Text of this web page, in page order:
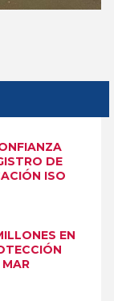
DE
ISO
EN